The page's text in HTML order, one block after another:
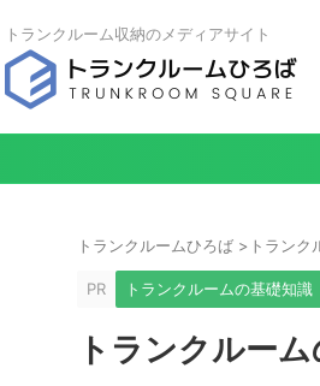
トランクルーム収納のメディアサイト
トランクルームひろば > トランク
PR トランクルームの基礎知識
トランクルー